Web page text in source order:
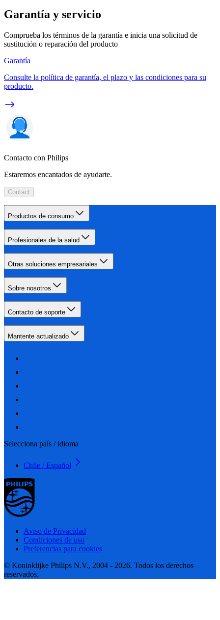
Garantía y servicio
Comprueba los términos de la garantía e inicia una solicitud de
sustitución o reparación del producto
Garantía
Consulte la política de garantía, el plazo y las condiciones para su
producto.
Contacto con Philips
Estaremos encantados de ayudarte.
Contact
Productos de consumo
Profesionales de la salud
Otras soluciones empresariales
Sobre nosotros
Contacto de soporte
Mantente actualizado
Selecciona país / idioma
Chile / Español
Aviso de Privacidad
Condiciones de uso
Preferencias para cookies
© Koninklijke Philips N.V., 2004 - 2026. Todos los derechos
reservados.